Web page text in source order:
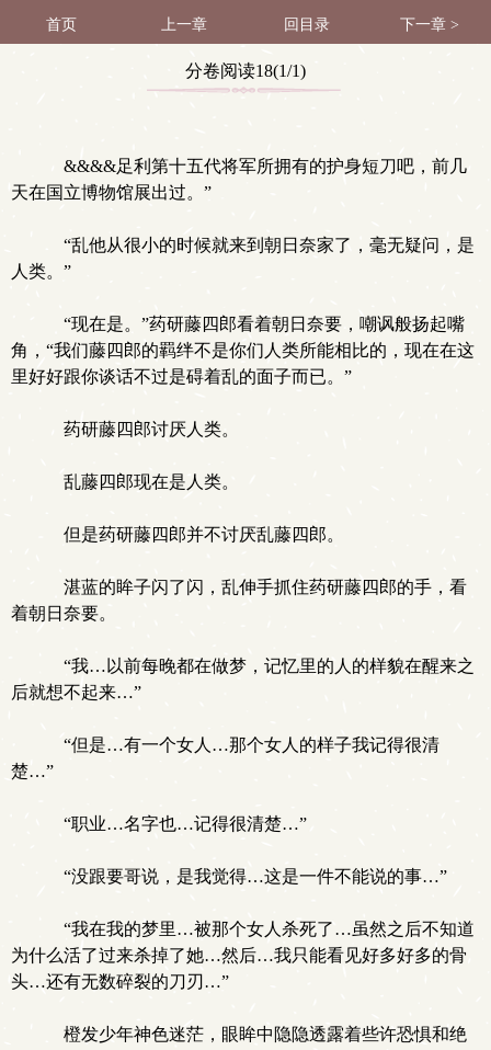
首页 上一章 回目录 下一章 >
分卷阅读18(1/1)
&&&&足利第十五代将军所拥有的护身短刀吧，前几
天在国立博物馆展出过。”
“乱他从很小的时候就来到朝日奈家了，毫无疑问，是
人类。”
“现在是。”药研藤四郎看着朝日奈要，嘲讽般扬起嘴
角，“我们藤四郎的羁绊不是你们人类所能相比的，现在在这
里好好跟你谈话不过是碍着乱的面子而已。”
药研藤四郎讨厌人类。
乱藤四郎现在是人类。
但是药研藤四郎并不讨厌乱藤四郎。
湛蓝的眸子闪了闪，乱伸手抓住药研藤四郎的手，看
着朝日奈要。
“我…以前每晚都在做梦，记忆里的人的样貌在醒来之
后就想不起来…”
“但是…有一个女人…那个女人的样子我记得很清
楚…”
“职业…名字也…记得很清楚…”
“没跟要哥说，是我觉得…这是一件不能说的事…”
“我在我的梦里…被那个女人杀死了…虽然之后不知道
为什么活了过来杀掉了她…然后…我只能看见好多好多的骨
头…还有无数碎裂的刀刃…”
橙发少年神色迷茫，眼眸中隐隐透露着些许恐惧和绝